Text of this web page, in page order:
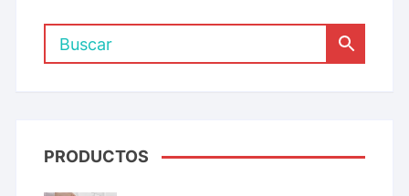
PRODUCTOS